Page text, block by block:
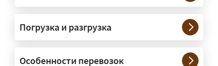
сопровождение?
организуем. Потребность в машинах
Погрузка и разгрузка
Особенности перевозок